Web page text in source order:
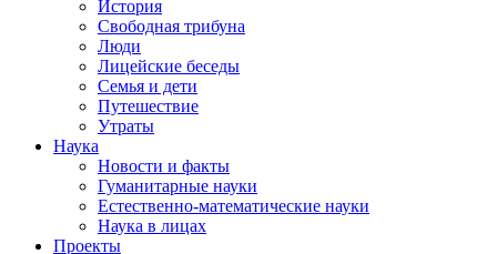
История
Свободная трибуна
Люди
Лицейские беседы
Семья и дети
Путешествие
Утраты
Наука
Новости и факты
Гуманитарные науки
Естественно-математические науки
Наука в лицах
Проекты